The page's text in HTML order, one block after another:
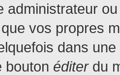
administrateur
vos propres
dans
bouton éditerdu